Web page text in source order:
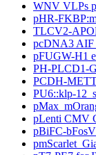
WNV VLPs
pHR-
TLCV2-
pcDNA3 AIF
pFUGW-H1
PH-PLCD1-
PCDH-
PU6::klp-
pLenti CMV
pBiFC-